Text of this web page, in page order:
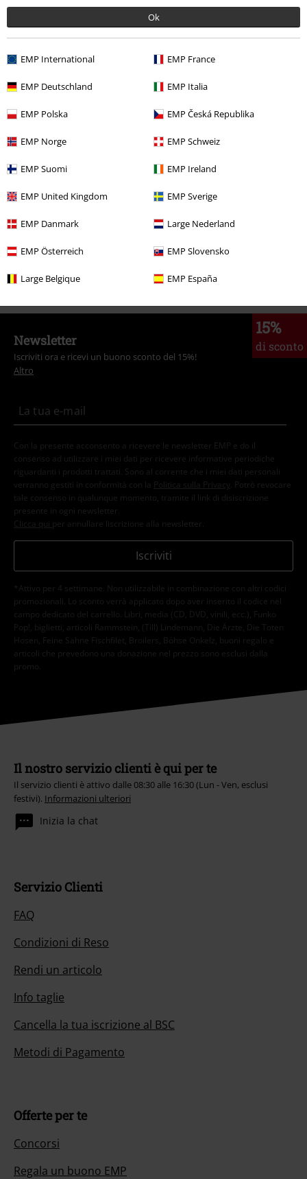
Ok
EMP International EMP France
EMP Deutschland EMP Italia
EMP Polska EMP Česká Republika
EMP Norge EMP Schweiz
EMP Suomi EMP Ireland
EMP United Kingdom EMP Sverige
EMP Danmark Large Nederland
EMP Österreich EMP Slovensko
Large Belgique EMP España
%
19,99 €
Altre Categorie. Altre Scelte.
15%
di sconto
Newsletter
Iscriviti ora e ricevi un buono sconto del 15%!
Altro
Con la presente acconsento a ricevere le newsletter EMP e do il
consenso ad utilizzare i miei dati per ricevere informative periodiche
riguardanti i prodotti trattati. Sono al corrente che i miei dati personali
verranno gestiti in conformità con la
Politica sulla Privacy
. Potrò revocare
tale consenso in qualunque momento, tramite il link di disiscrizione
presente in ogni newsletter.
Clicca qui per annullare liscrizione alla newsletter.
Iscriviti
*Attivo per 4 settimane. Non utilizzabile in combinazione con altri codici
promozionali. Lo sconto verrà applicato dopo aver inserito il codice nel
campo dedicato del carrello. Libri, media (CD, DVD, vinili, ecc.), Funko
Pop!, biglietti, articoli Rammstein, (Till) Lindemann, Die Ärzte, Die Toten
Hosen, Feine Sahne Fischfilet, Broilers, Böhse Onkelz, buoni regalo e
articoli che prevedono una donazione nel prezzo sono esclusi dalla
promo.
Il nostro servizio clienti è qui per te
Il servizio clienti è attivo dalle 08:30 alle 16:30 (Lun - Ven, esclusi
festivi). Informazioni ulteriori
Inizia la chat
Servizio Clienti
FAQ
Condizioni di Reso
Rendi un articolo
Info taglie
Cancella la tua iscrizione al BSC
Metodi di Pagamento
Offerte per te
Concorsi
Regala un buono EMP